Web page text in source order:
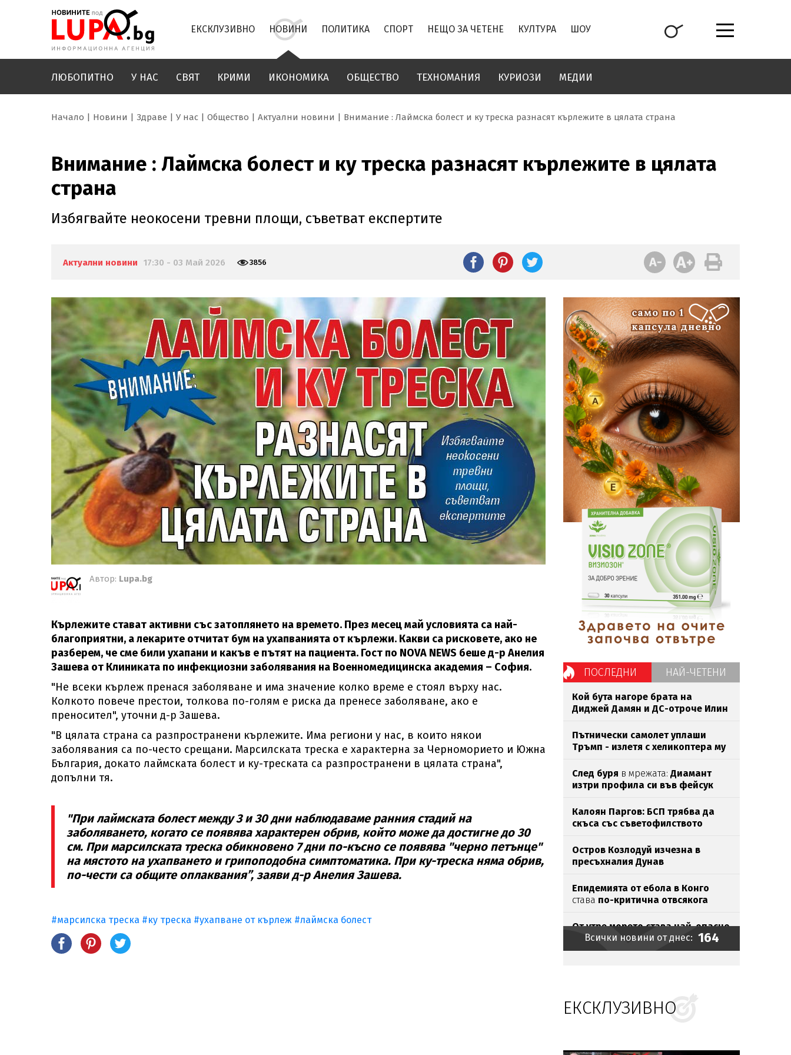
ЕКСКЛУЗИВНО НОВИНИ ПОЛИТИКА СПОРТ НЕЩО ЗА ЧЕТЕНЕ КУЛТУРА ШОУ
ЛЮБОПИТНО У НАС СВЯТ КРИМИ ИКОНОМИКА ОБЩЕСТВО ТЕХНОМАНИЯ КУРИОЗИ МЕДИИ
Начало Новини Здраве У нас Общество Актуални новини Внимание : Лаймска болест и ку треска разнасят кърлежите в цялата страна
Внимание : Лаймска болест и ку треска разнасят кърлежите в цялата
страна
Избягвайте неокосени тревни площи, съветват експертите
Актуални новини 17:30 - 03 Май 2026 3856
Автор: Lupa.bg
Кърлежите стават активни със затоплянето на времето. През месец май условията са най-
благоприятни, а лекарите отчитат бум на ухапванията от кърлежи. Какви са рисковете, ако не
разберем, че сме били ухапани и какъв е пътят на пациента. Гост по NOVA NEWS беше д-р Анелия
Зашева от Клиниката по инфекциозни заболявания на Военномедицинска академия – София.
"Не всеки кърлеж пренася заболяване и има значение колко време е стоял върху нас.
Колкото повече престои, толкова по-голям е риска да пренесе заболяване, ако е
преносител", уточни д-р Зашева.
"В цялата страна са разпространени кърлежите. Има региони у нас, в които някои
заболявания са по-често срещани. Марсилската треска е характерна за Черноморието и Южна
България, докато лаймската болест и ку-треската са разпространени в цялата страна",
допълни тя.
"При лаймската болест между 3 и 30 дни наблюдаваме ранния стадий на
заболяването, когато се появява характерен обрив, който може да достигне до 30
см. При марсилската треска обикновено 7 дни по-късно се появява "черно петънце"
на мястото на ухапването и грипоподобна симптоматика. При ку-треска няма обрив,
по-чести са общите оплаквания”, заяви д-р Анелия Зашева.
#марсилска треска #ку треска #ухапване от кърлеж #лаймска болест
ПОСЛЕДНИ НАЙ-ЧЕТЕНИ
Кой бута нагоре брата на
Диджей Дамян и ДС-отроче Илин
Пътнически самолет уплаши
Тръмп - излетя с хеликоптера му
След буря в мрежата: Диамант
изтри профила си във фейсук
Калоян Паргов: БСП трябва да
скъса със съветофилството
Остров Козлодуй изчезна в
пресъхналия Дунав
Епидемията от ебола в Конго
става по-критична отвсякога
От утре морето става най-опасно
Хакери шетали с години
незабелязанов държавните
Всички новини от днес: 164
ЕКСКЛУЗИВНО